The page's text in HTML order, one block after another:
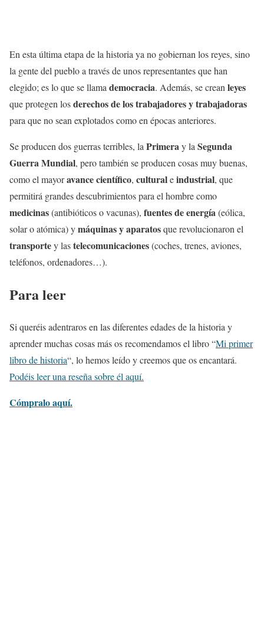
En esta última etapa de la historia ya no gobiernan los reyes, sino
la gente del pueblo a través de unos representantes que han
elegido; es lo que se llama democracia. Además, se crean leyes
que protegen losderechos de los trabajadores y trabajadoras
para que no sean explotados como en épocas anteriores.
Se producen dos guerras terribles, la Primeray la Segunda
Guerra Mundial, pero también se producen cosas muy buenas,
como el mayoravance científico, culturaleindustrial, que
permitirá grandes descubrimientos para el hombre como
medicinas(antibióticos o vacunas), fuentes de energía(eólica,
solar o atómica) ymáquinas y aparatosque revolucionaron el
transportey lastelecomunicaciones(coches, trenes, aviones,
teléfonos, ordenadores…).
Para leer
Si queréis adentraros en las diferentes edades de la historia y
aprender muchas cosas más os recomendamos el libro “Mi primer
libro de historia“, lo hemos leído y creemos que os encantará.
Podéis leer una reseña sobre él aquí.
Cómpralo aquí.